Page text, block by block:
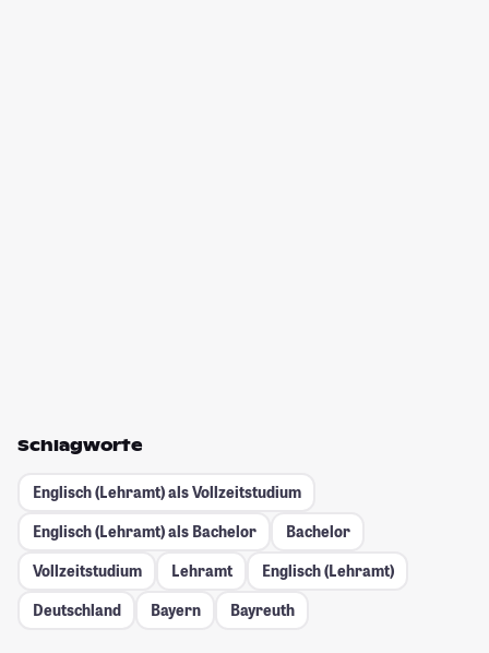
Schlagworte
Englisch (Lehramt) als Vollzeitstudium
Englisch (Lehramt) als Bachelor
Bachelor
Vollzeitstudium
Lehramt
Englisch (Lehramt)
Deutschland
Bayern Bayreuth